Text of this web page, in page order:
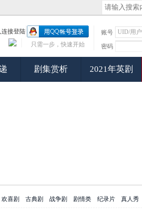
账号
密码
只需一步，快速开始
剧集赏析 2021年英剧
欢喜剧 古典剧 战争剧 剧情类 纪录片 真人秀